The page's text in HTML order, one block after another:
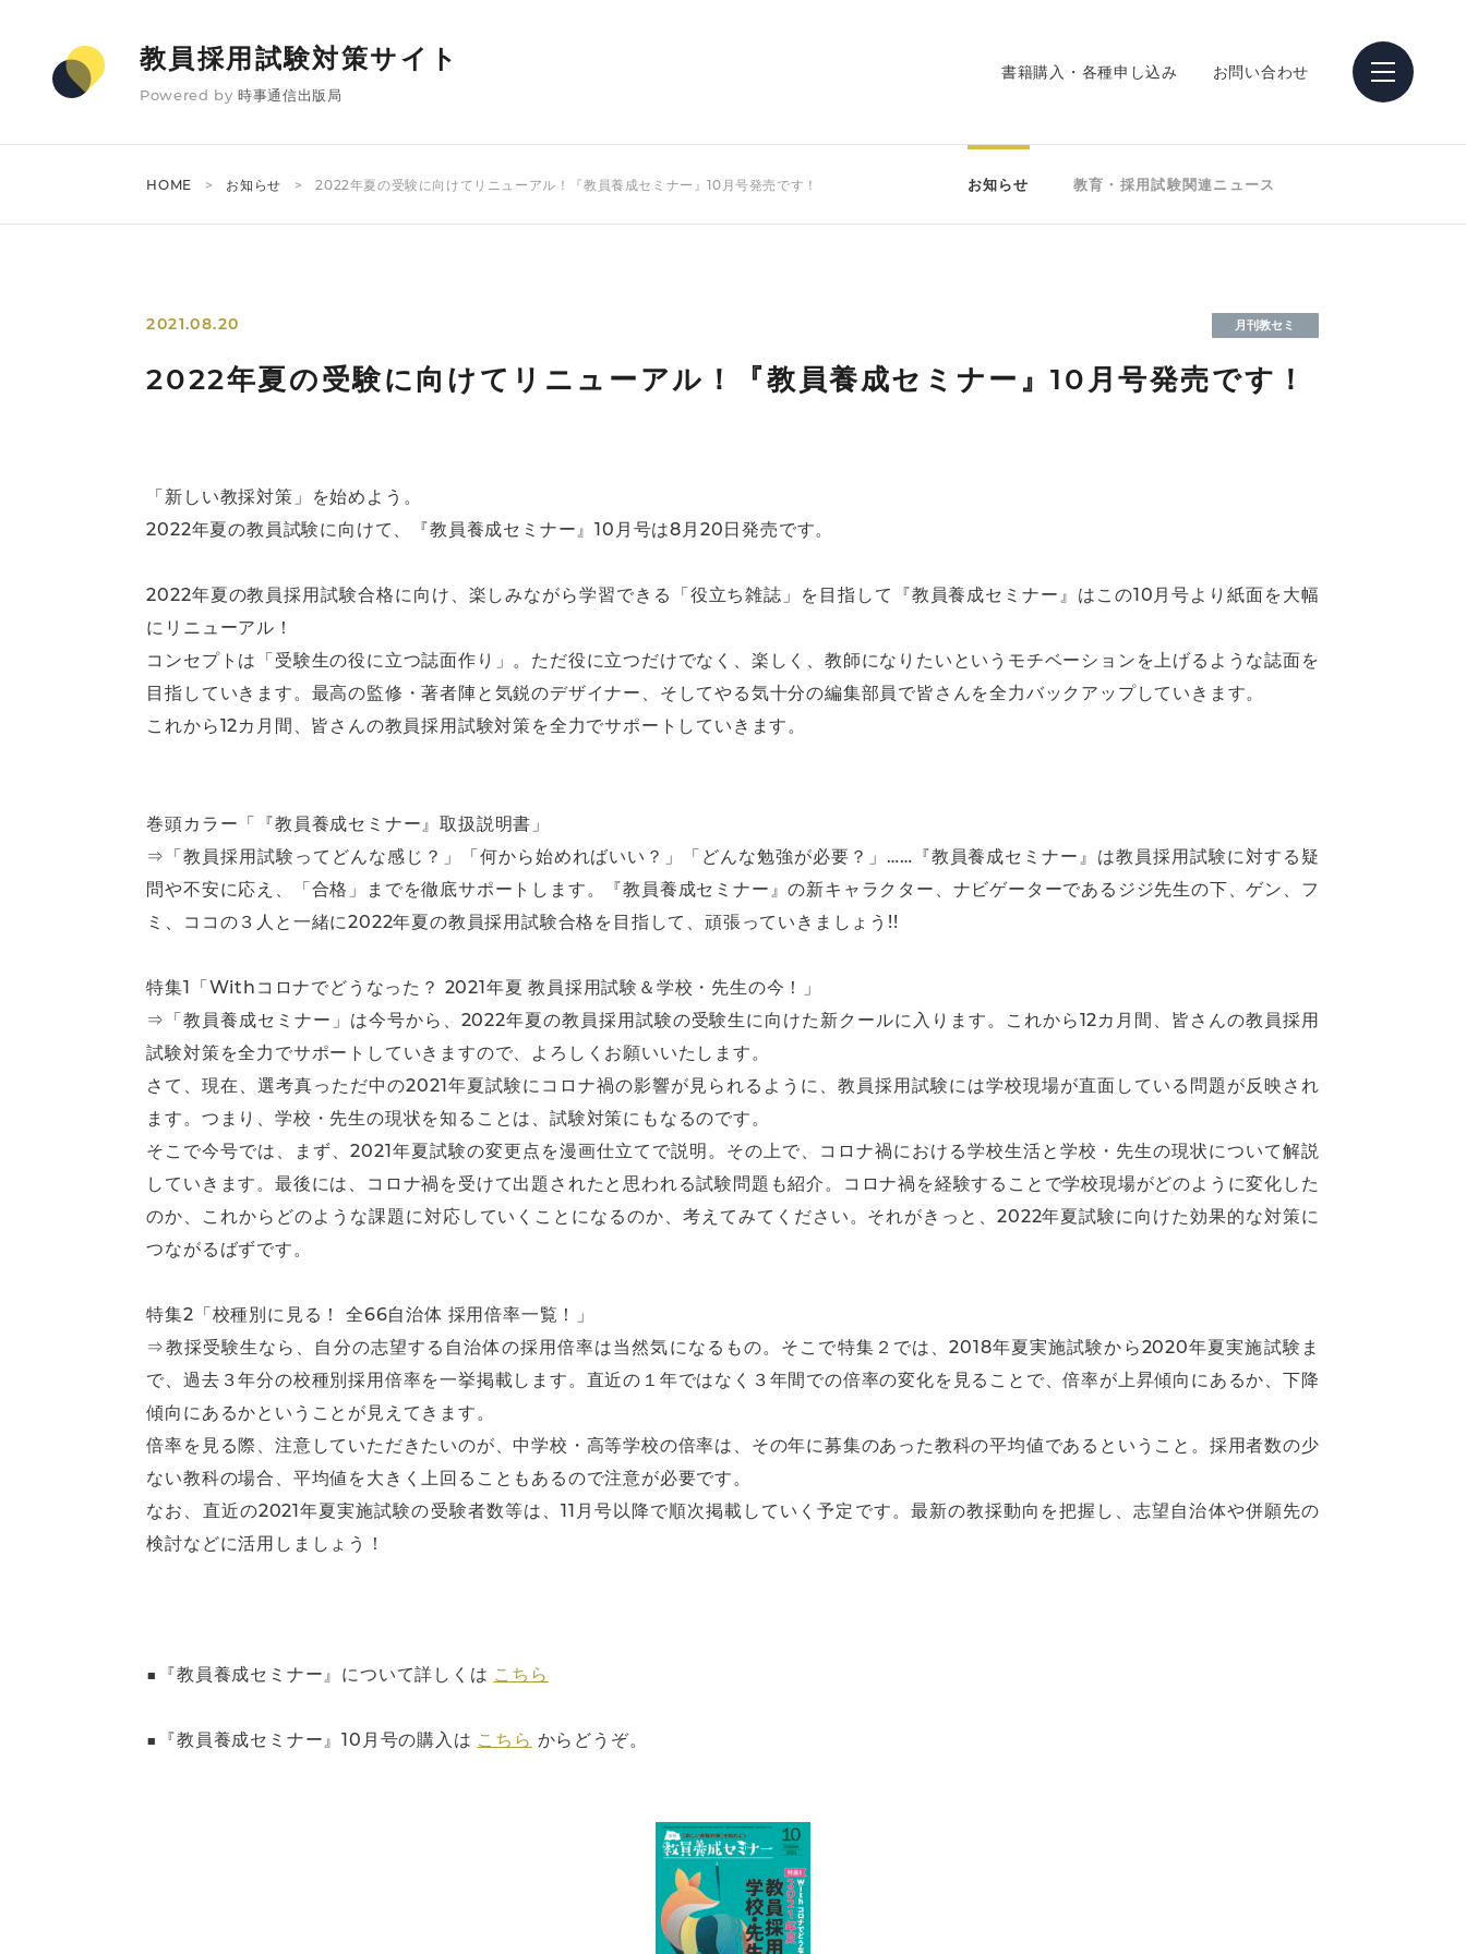
教員採用試験対策サイト
Powered by 時事通信出版局
書籍購入・各種申し込み お問い合わせ
HOME お知らせ 2022年夏の受験に向けてリニューアル！『教員養成セミナー』10月号発売です！ お知らせ 教育・採用試験関連ニュース
2021.08.20 月刊教セミ
2022年夏の受験に向けてリニューアル！『教員養成セミナー』10月号発売です！
「新しい教採対策」を始めよう。
2022年夏の教員試験に向けて、『教員養成セミナー』10月号は8月20日発売です。
2022年夏の教員採用試験合格に向け、楽しみながら学習できる「役立ち雑誌」を目指して『教員養成セミナー』はこの10月号より紙面を大幅
にリニューアル！
コンセプトは「受験生の役に立つ誌面作り」。ただ役に立つだけでなく、楽しく、教師になりたいというモチベーションを上げるような誌面を
目指していきます。最高の監修・著者陣と気鋭のデザイナー、そしてやる気十分の編集部員で皆さんを全力バックアップしていきます。
これから12カ月間、皆さんの教員採用試験対策を全力でサポートしていきます。
巻頭カラー「『教員養成セミナー』取扱説明書」
⇒「教員採用試験ってどんな感じ？」「何から始めればいい？」「どんな勉強が必要？」……『教員養成セミナー』は教員採用試験に対する疑
問や不安に応え、「合格」までを徹底サポートします。『教員養成セミナー』の新キャラクター、ナビゲーターであるジジ先生の下、ゲン、フ
ミ、ココの３人と一緒に2022年夏の教員採用試験合格を目指して、頑張っていきましょう!!
特集1「Withコロナでどうなった？ 2021年夏 教員採用試験＆学校・先生の今！」
⇒「教員養成セミナー」は今号から、2022年夏の教員採用試験の受験生に向けた新クールに入ります。これから12カ月間、皆さんの教員採用
試験対策を全力でサポートしていきますので、よろしくお願いいたします。
さて、現在、選考真っただ中の2021年夏試験にコロナ禍の影響が見られるように、教員採用試験には学校現場が直面している問題が反映され
ます。つまり、学校・先生の現状を知ることは、試験対策にもなるのです。
そこで今号では、まず、2021年夏試験の変更点を漫画仕立てで説明。その上で、コロナ禍における学校生活と学校・先生の現状について解説
していきます。最後には、コロナ禍を受けて出題されたと思われる試験問題も紹介。コロナ禍を経験することで学校現場がどのように変化した
のか、これからどのような課題に対応していくことになるのか、考えてみてください。それがきっと、2022年夏試験に向けた効果的な対策に
つながるばずです。
特集2「校種別に見る！ 全66自治体 採用倍率一覧！」
⇒教採受験生なら、自分の志望する自治体の採用倍率は当然気になるもの。そこで特集２では、2018年夏実施試験から2020年夏実施試験ま
で、過去３年分の校種別採用倍率を一挙掲載します。直近の１年ではなく３年間での倍率の変化を見ることで、倍率が上昇傾向にあるか、下降
傾向にあるかということが見えてきます。
倍率を見る際、注意していただきたいのが、中学校・高等学校の倍率は、その年に募集のあった教科の平均値であるということ。採用者数の少
ない教科の場合、平均値を大きく上回ることもあるので注意が必要です。
なお、直近の2021年夏実施試験の受験者数等は、11月号以降で順次掲載していく予定です。最新の教採動向を把握し、志望自治体や併願先の
検討などに活用しましょう！
■『教員養成セミナー』について詳しくは こちら
■『教員養成セミナー』10月号の購入は こちら からどうぞ。